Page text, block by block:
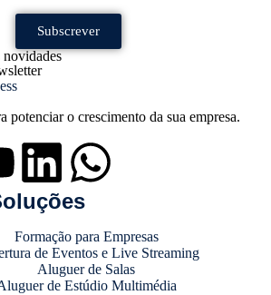
Subscrever
novidades
potenciar o crescimento da sua empresa.
Formação para Empresas
de Eventos e Live Streaming
Aluguer de Salas
de Estúdio Multimédia